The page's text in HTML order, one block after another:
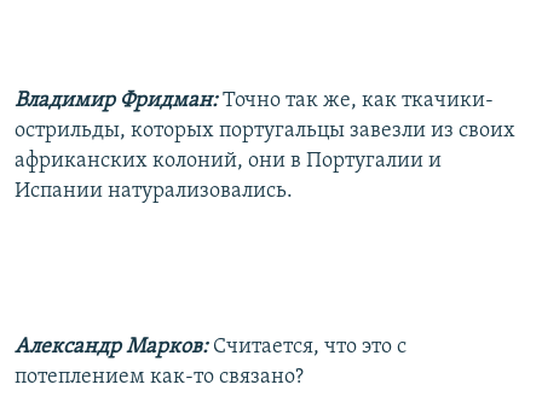
Владимир Фридман:Точно так же, как ткачики-
острильды, которых португальцы завезли из своих
африканских колоний, они в Португалии и
Испании натурализовались.
Александр Марков: Считается, что это с
потеплением как-то связано?